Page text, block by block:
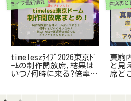
ライブ最新情報
timeleszﾗｲﾌﾞ2026東京ﾄﾞ
ｰﾑの制作開放席,結果は
いつ/何時に来る?倍率や
座席表と
真駒
と見
席ど